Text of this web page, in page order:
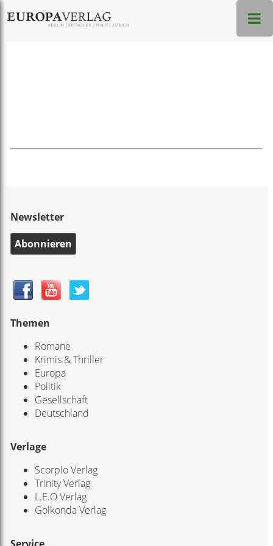
Newsletter
Abonnieren
Themen
Romane
Krimis & Thriller
Europa
Politik
Gesellschaft
Deutschland
Verlage
Scorpio Verlag
Trinity Verlag
L.E.O Verlag
Golkonda Verlag